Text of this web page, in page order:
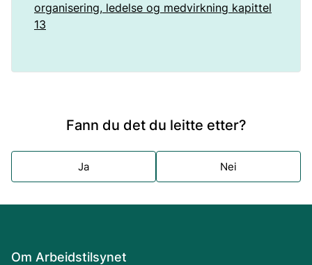
organisering, ledelse og medvirkning kapittel
13
Fann du det du leitte etter?
Ja Nei
Om Arbeidstilsynet